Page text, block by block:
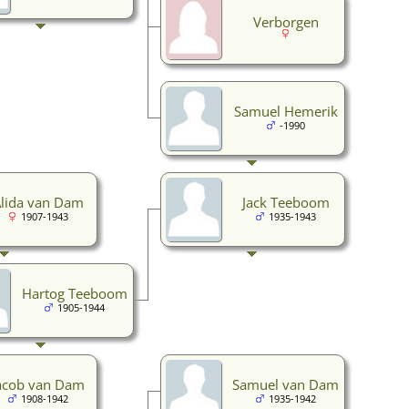
Verborgen
Samuel Hemerik
-1990
Jack Teeboom
1935-1943
van Dam
1907-1943
Hartog Teeboom
1905-1944
Samuel van Dam
1935-1942
van Dam
1908-1942